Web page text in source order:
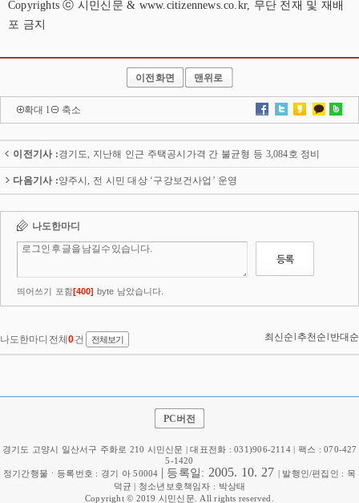
Copyrights ⓒ 시민신문 & www.citizennews.co.kr, 무단 전재 및 재배
포 금지
이전화면 맨위로
확대 l 축소
이전기사 :경기도, 지난해 인근 주택공시가격 간 불균형 등 3,084호 정비
다음기사 :양주시, 전 시민 대상 ‘구강보건사업’ 운영
PC버전
경기도 고양시 일산서구 주화로 210 시민신문 | 대표전화 : 031)906-2114 | 팩스 : 070-427
5-1420
정기간행물ㆍ등록번호 : 경기 아 50004 | 등록일: 2005. 10. 27 | 발행인/편집인 : 목
덕균 | 청소년보호책임자 : 박상태
Copyright © 2019 시민신문. All rights reserved.